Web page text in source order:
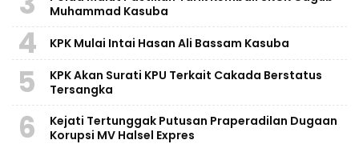
Muhammad Kasuba
4 KPK Mulai Intai Hasan Ali Bassam Kasuba
5
KPK Akan Surati KPU Terkait Cakada Berstatus
Tersangka
6
Kejati Tertunggak Putusan Praperadilan Dugaan
Korupsi MV Halsel Expres